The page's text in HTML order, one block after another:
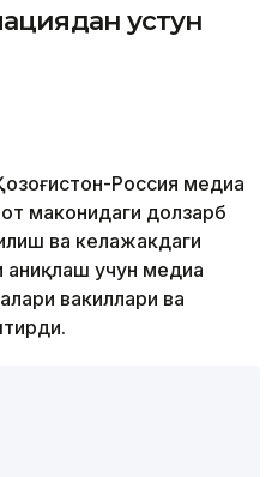
устун
Россия медиа
маконидаги долзарб
ва келажакдаги
аниқлаш учун медиа
вакиллари ва